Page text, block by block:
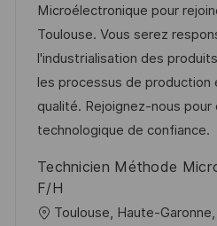
t
i
o
n
I
d
Microélectronique pour
Toulouse. Vous serez
l'industrialisation des
les processus de production
qualité. Rejoignez-nous
technologique de confiance.
Technicien Méthode
F/H
L
Toulouse, Haute-